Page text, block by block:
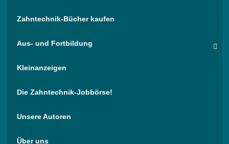
Zahntechnik-Bücher kaufen
Aus- und Fortbildung
Kleinanzeigen
Die Zahntechnik-Jobbörse!
Unsere Autoren
Über uns